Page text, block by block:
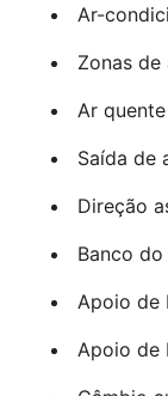
Ar-
Zonas de
Ar quente
Saída de
Direção
Banco
Apoio de
Apoio de